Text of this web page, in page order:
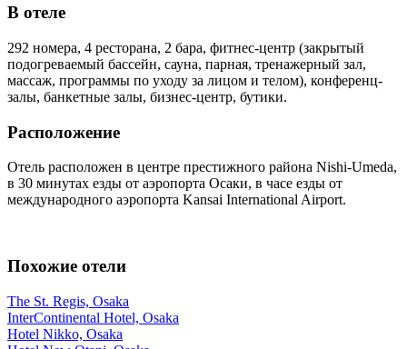
В отеле
292 номера, 4 ресторана, 2 бара, фитнес-центр (закрытый
подогреваемый бассейн, сауна, парная, тренажерный зал,
массаж, программы по уходу за лицом и телом), конференц-
залы, банкетные залы, бизнес-центр, бутики.
Расположение
Отель расположен в центре престижного района Nishi-Umeda,
в 30 минутах езды от аэропорта Осаки, в часе езды от
международного аэропорта Kansai International Airport.
Похожие отели
The St. Regis, Osaka
InterContinental Hotel, Osaka
Hotel Nikko, Osaka